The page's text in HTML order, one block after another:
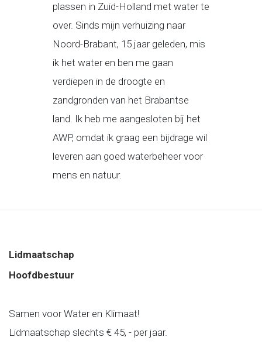
plassen in Zuid-Holland met water te
over. Sinds mijn verhuizing naar
Noord-Brabant, 15 jaar geleden, mis
ik het water en ben me gaan
verdiepen in de droogte en
zandgronden van het Brabantse
land. Ik heb me aangesloten bij het
AWP, omdat ik graag een bijdrage wil
leveren aan goed waterbeheer voor
mens en natuur.
Lidmaatschap
Hoofdbestuur
Samen voor Water en Klimaat!
Lidmaatschap slechts € 45, - per jaar.